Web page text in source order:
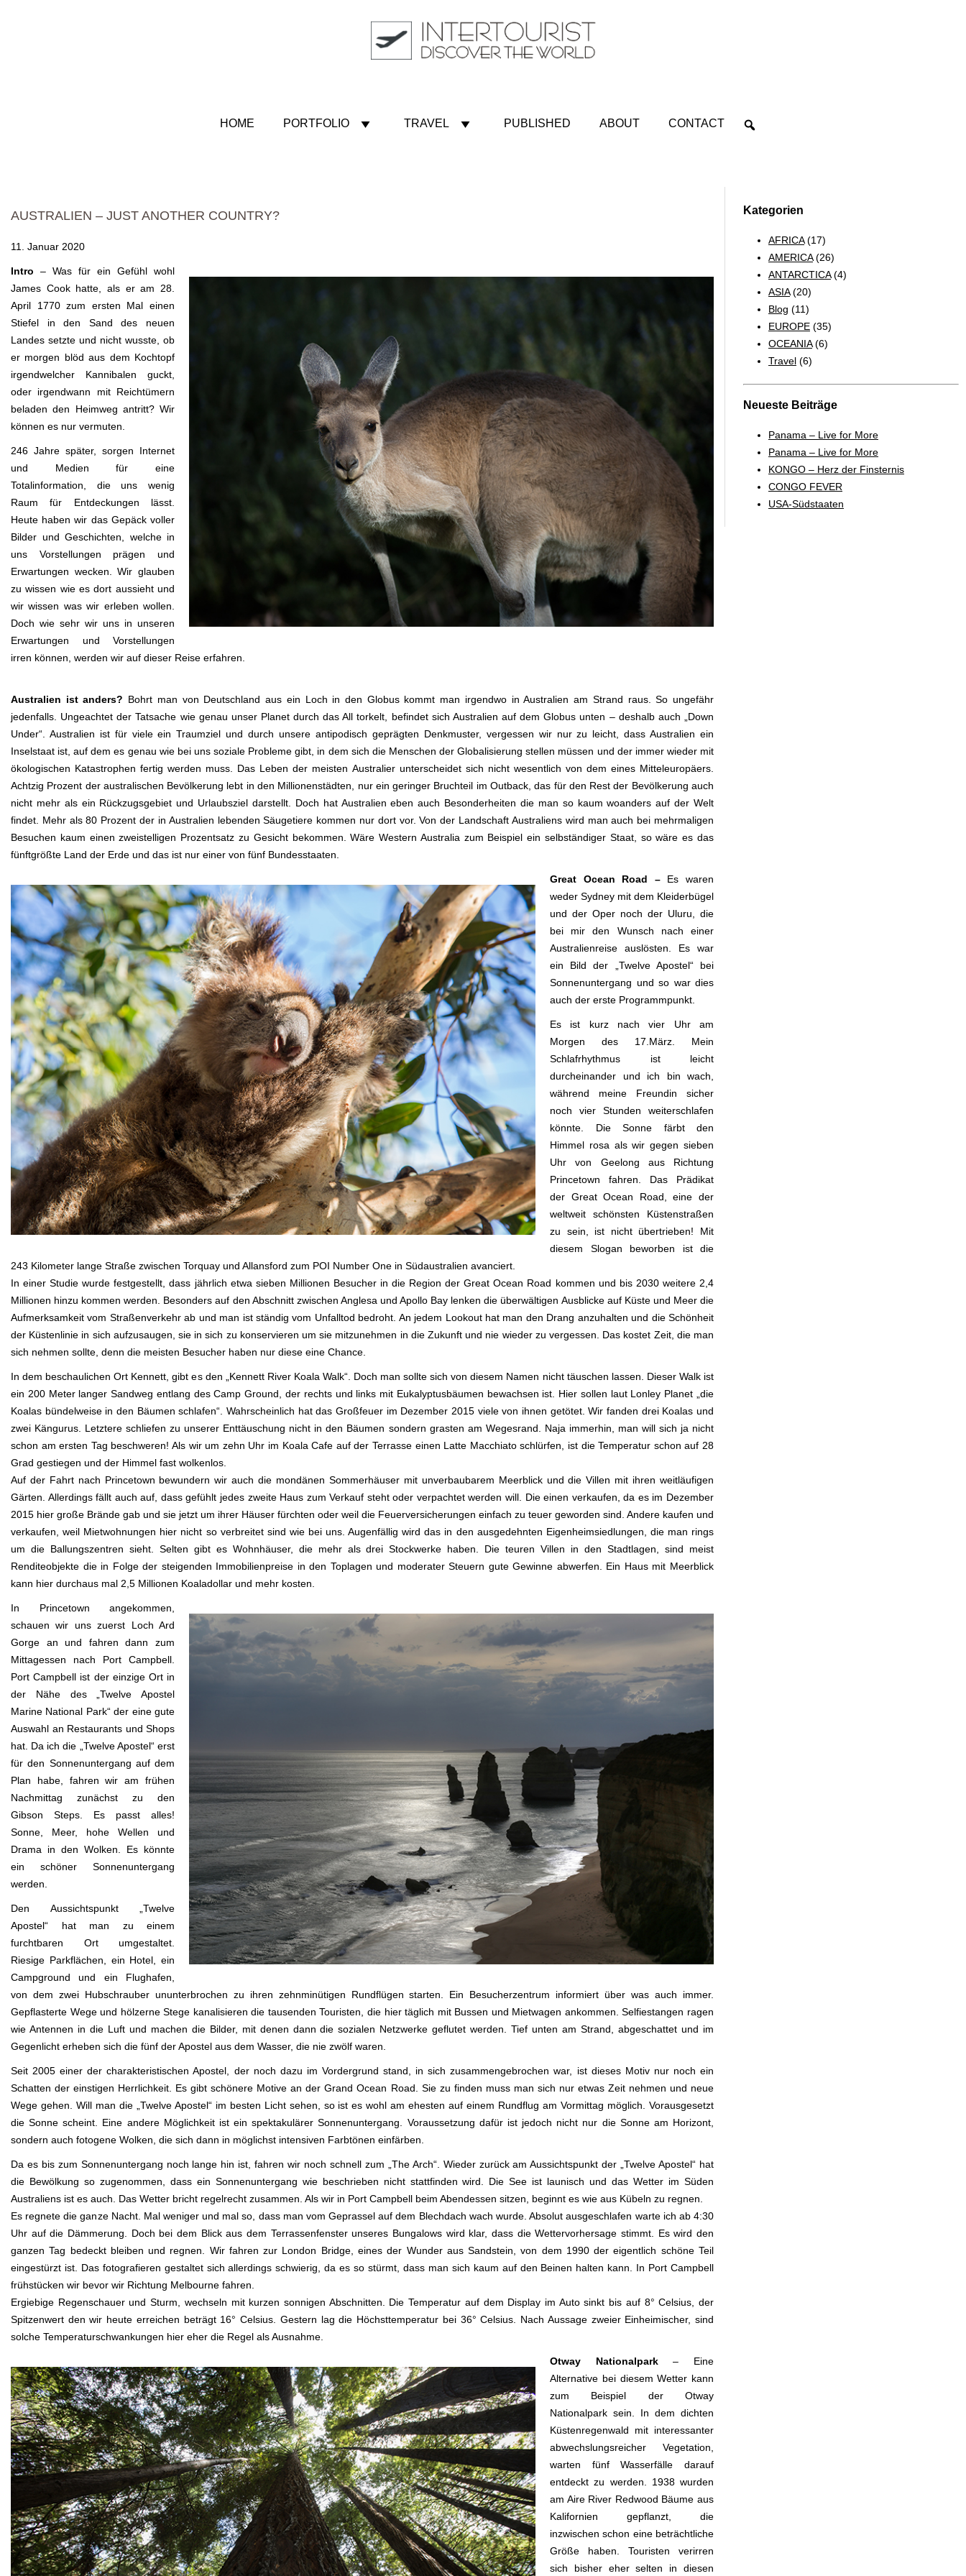
HOME PORTFOLIO TRAVEL PUBLISHED ABOUT CONTACT
AUSTRALIEN – JUST ANOTHER COUNTRY?
11. Januar 2020
Intro – Was für ein Gefühl wohl
James Cook hatte, als er am 28.
April 1770 zum ersten Mal einen
Stiefel in den Sand des neuen
Landes setzte und nicht wusste, ob
er morgen blöd aus dem Kochtopf
irgendwelcher Kannibalen guckt,
oder irgendwann mit Reichtümern
beladen den Heimweg antritt? Wir
können es nur vermuten.
246 Jahre später, sorgen Internet
und Medien für eine
Totalinformation, die uns wenig
Raum für Entdeckungen lässt.
Heute haben wir das Gepäck voller
Bilder und Geschichten, welche in
uns Vorstellungen prägen und
Erwartungen wecken. Wir glauben
zu wissen wie es dort aussieht und
wir wissen was wir erleben wollen.
Doch wie sehr wir uns in unseren
Erwartungen und Vorstellungen
irren können, werden wir auf dieser Reise erfahren.
Australien ist anders? Bohrt man von Deutschland aus ein Loch in den Globus kommt man irgendwo in Australien am Strand raus. So ungefähr
jedenfalls. Ungeachtet der Tatsache wie genau unser Planet durch das All torkelt, befindet sich Australien auf dem Globus unten – deshalb auch „Down
Under“. Australien ist für viele ein Traumziel und durch unsere antipodisch geprägten Denkmuster, vergessen wir nur zu leicht, dass Australien ein
Inselstaat ist, auf dem es genau wie bei uns soziale Probleme gibt, in dem sich die Menschen der Globalisierung stellen müssen und der immer wieder mit
ökologischen Katastrophen fertig werden muss. Das Leben der meisten Australier unterscheidet sich nicht wesentlich von dem eines Mitteleuropäers.
Achtzig Prozent der australischen Bevölkerung lebt in den Millionenstädten, nur ein geringer Bruchteil im Outback, das für den Rest der Bevölkerung auch
nicht mehr als ein Rückzugsgebiet und Urlaubsziel darstellt. Doch hat Australien eben auch Besonderheiten die man so kaum woanders auf der Welt
findet. Mehr als 80 Prozent der in Australien lebenden Säugetiere kommen nur dort vor. Von der Landschaft Australiens wird man auch bei mehrmaligen
Besuchen kaum einen zweistelligen Prozentsatz zu Gesicht bekommen. Wäre Western Australia zum Beispiel ein selbständiger Staat, so wäre es das
fünftgrößte Land der Erde und das ist nur einer von fünf Bundesstaaten.
Great Ocean Road – Es waren
weder Sydney mit dem Kleiderbügel
und der Oper noch der Uluru, die
bei mir den Wunsch nach einer
Australienreise auslösten. Es war
ein Bild der „Twelve Apostel“ bei
Sonnenuntergang und so war dies
auch der erste Programmpunkt.
Es ist kurz nach vier Uhr am
Morgen des 17.März. Mein
Schlafrhythmus ist leicht
durcheinander und ich bin wach,
während meine Freundin sicher
noch vier Stunden weiterschlafen
könnte. Die Sonne färbt den
Himmel rosa als wir gegen sieben
Uhr von Geelong aus Richtung
Princetown fahren. Das Prädikat
der Great Ocean Road, eine der
weltweit schönsten Küstenstraßen
zu sein, ist nicht übertrieben! Mit
diesem Slogan beworben ist die
243 Kilometer lange Straße zwischen Torquay und Allansford zum POI Number One in Südaustralien avanciert.
In einer Studie wurde festgestellt, dass jährlich etwa sieben Millionen Besucher in die Region der Great Ocean Road kommen und bis 2030 weitere 2,4
Millionen hinzu kommen werden. Besonders auf den Abschnitt zwischen Anglesa und Apollo Bay lenken die überwältigen Ausblicke auf Küste und Meer die
Aufmerksamkeit vom Straßenverkehr ab und man ist ständig vom Unfalltod bedroht. An jedem Lookout hat man den Drang anzuhalten und die Schönheit
der Küstenlinie in sich aufzusaugen, sie in sich zu konservieren um sie mitzunehmen in die Zukunft und nie wieder zu vergessen. Das kostet Zeit, die man
sich nehmen sollte, denn die meisten Besucher haben nur diese eine Chance.
In dem beschaulichen Ort Kennett, gibt es den „Kennett River Koala Walk“. Doch man sollte sich von diesem Namen nicht täuschen lassen. Dieser Walk ist
ein 200 Meter langer Sandweg entlang des Camp Ground, der rechts und links mit Eukalyptusbäumen bewachsen ist. Hier sollen laut Lonley Planet „die
Koalas bündelweise in den Bäumen schlafen“. Wahrscheinlich hat das Großfeuer im Dezember 2015 viele von ihnen getötet. Wir fanden drei Koalas und
zwei Kängurus. Letztere schliefen zu unserer Enttäuschung nicht in den Bäumen sondern grasten am Wegesrand. Naja immerhin, man will sich ja nicht
schon am ersten Tag beschweren! Als wir um zehn Uhr im Koala Cafe auf der Terrasse einen Latte Macchiato schlürfen, ist die Temperatur schon auf 28
Grad gestiegen und der Himmel fast wolkenlos.
Auf der Fahrt nach Princetown bewundern wir auch die mondänen Sommerhäuser mit unverbaubarem Meerblick und die Villen mit ihren weitläufigen
Gärten. Allerdings fällt auch auf, dass gefühlt jedes zweite Haus zum Verkauf steht oder verpachtet werden will. Die einen verkaufen, da es im Dezember
2015 hier große Brände gab und sie jetzt um ihrer Häuser fürchten oder weil die Feuerversicherungen einfach zu teuer geworden sind. Andere kaufen und
verkaufen, weil Mietwohnungen hier nicht so verbreitet sind wie bei uns. Augenfällig wird das in den ausgedehnten Eigenheimsiedlungen, die man rings
um die Ballungszentren sieht. Selten gibt es Wohnhäuser, die mehr als drei Stockwerke haben. Die teuren Villen in den Stadtlagen, sind meist
Renditeobjekte die in Folge der steigenden Immobilienpreise in den Toplagen und moderater Steuern gute Gewinne abwerfen. Ein Haus mit Meerblick
kann hier durchaus mal 2,5 Millionen Koaladollar und mehr kosten.
In Princetown angekommen,
schauen wir uns zuerst Loch Ard
Gorge an und fahren dann zum
Mittagessen nach Port Campbell.
Port Campbell ist der einzige Ort in
der Nähe des „Twelve Apostel
Marine National Park“ der eine gute
Auswahl an Restaurants und Shops
hat. Da ich die „Twelve Apostel“ erst
für den Sonnenuntergang auf dem
Plan habe, fahren wir am frühen
Nachmittag zunächst zu den
Gibson Steps. Es passt alles!
Sonne, Meer, hohe Wellen und
Drama in den Wolken. Es könnte
ein schöner Sonnenuntergang
werden.
Den Aussichtspunkt „Twelve
Apostel“ hat man zu einem
furchtbaren Ort umgestaltet.
Riesige Parkflächen, ein Hotel, ein
Campground und ein Flughafen,
von dem zwei Hubschrauber ununterbrochen zu ihren zehnminütigen Rundflügen starten. Ein Besucherzentrum informiert über was auch immer.
Gepflasterte Wege und hölzerne Stege kanalisieren die tausenden Touristen, die hier täglich mit Bussen und Mietwagen ankommen. Selfiestangen ragen
wie Antennen in die Luft und machen die Bilder, mit denen dann die sozialen Netzwerke geflutet werden. Tief unten am Strand, abgeschattet und im
Gegenlicht erheben sich die fünf der Apostel aus dem Wasser, die nie zwölf waren.
Seit 2005 einer der charakteristischen Apostel, der noch dazu im Vordergrund stand, in sich zusammengebrochen war, ist dieses Motiv nur noch ein
Schatten der einstigen Herrlichkeit. Es gibt schönere Motive an der Grand Ocean Road. Sie zu finden muss man sich nur etwas Zeit nehmen und neue
Wege gehen. Will man die „Twelve Apostel“ im besten Licht sehen, so ist es wohl am ehesten auf einem Rundflug am Vormittag möglich. Vorausgesetzt
die Sonne scheint. Eine andere Möglichkeit ist ein spektakulärer Sonnenuntergang. Voraussetzung dafür ist jedoch nicht nur die Sonne am Horizont,
sondern auch fotogene Wolken, die sich dann in möglichst intensiven Farbtönen einfärben.
Da es bis zum Sonnenuntergang noch lange hin ist, fahren wir noch schnell zum „The Arch“. Wieder zurück am Aussichtspunkt der „Twelve Apostel“ hat
die Bewölkung so zugenommen, dass ein Sonnenuntergang wie beschrieben nicht stattfinden wird. Die See ist launisch und das Wetter im Süden
Australiens ist es auch. Das Wetter bricht regelrecht zusammen. Als wir in Port Campbell beim Abendessen sitzen, beginnt es wie aus Kübeln zu regnen.
Es regnete die ganze Nacht. Mal weniger und mal so, dass man vom Geprassel auf dem Blechdach wach wurde. Absolut ausgeschlafen warte ich ab 4:30
Uhr auf die Dämmerung. Doch bei dem Blick aus dem Terrassenfenster unseres Bungalows wird klar, dass die Wettervorhersage stimmt. Es wird den
ganzen Tag bedeckt bleiben und regnen. Wir fahren zur London Bridge, eines der Wunder aus Sandstein, von dem 1990 der eigentlich schöne Teil
eingestürzt ist. Das fotografieren gestaltet sich allerdings schwierig, da es so stürmt, dass man sich kaum auf den Beinen halten kann. In Port Campbell
frühstücken wir bevor wir Richtung Melbourne fahren.
Ergiebige Regenschauer und Sturm, wechseln mit kurzen sonnigen Abschnitten. Die Temperatur auf dem Display im Auto sinkt bis auf 8° Celsius, der
Spitzenwert den wir heute erreichen beträgt 16° Celsius. Gestern lag die Höchsttemperatur bei 36° Celsius. Nach Aussage zweier Einheimischer, sind
solche Temperaturschwankungen hier eher die Regel als Ausnahme.
Otway Nationalpark– Eine
Alternative bei diesem Wetter kann
zum Beispiel der Otway
Nationalpark sein. In dem dichten
Küstenregenwald mit interessanter
abwechslungsreicher Vegetation,
warten fünf Wasserfälle darauf
entdeckt zu werden. 1938 wurden
am Aire River Redwood Bäume aus
Kalifornien gepflanzt, die
inzwischen schon eine beträchtliche
Größe haben. Touristen verirren
sich bisher eher selten in diesen
Kategorien
AFRICA(17)
AMERICA(26)
ANTARCTICA(4)
ASIA(20)
Blog (11)
EUROPE (35)
OCEANIA(6)
Travel (6)
Neueste Beiträge
Panama – Live for More
Panama – Live for More
KONGO – Herz der Finsternis
CONGO FEVER
USA-Südstaaten